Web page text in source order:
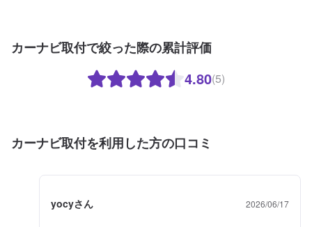
カーナビ取付で絞った際の累計評価
4.80(5)
カーナビ取付を利用した方の口コミ
yocyさん 2026/06/17